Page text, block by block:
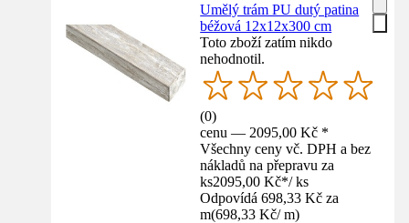
Umělý trám PU dutý patina
béžová 12x12x300 cm
Toto zboží zatím nikdo
nehodnotil.
(0)
cenu — 2095,00 Kč *
Všechny ceny vč. DPH a bez
nákladů na přepravu za
ks2095,00 Kč*/ ks
Odpovídá 698,33 Kč za
m(698,33 Kč/ m)